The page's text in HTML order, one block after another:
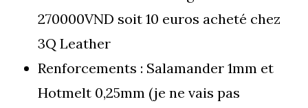
270000VND soit 10 euros acheté chez
3Q Leather
Renforcements : Salamander 1mm et
Hotmelt 0,25mm (je ne vais pas